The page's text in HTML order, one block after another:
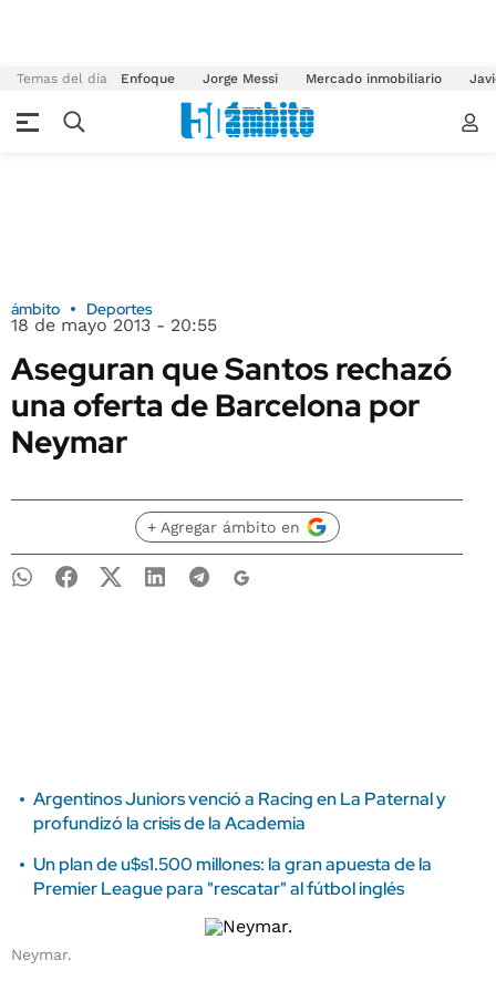
Temas del día Enfoque Jorge Messi Mercado inmobiliario
ámbito Deportes
18 de mayo 2013 - 20:55
Aseguran que Santos rechazó
una oferta de Barcelona por
Neymar
+ Agregar ámbito en
Argentinos Juniors venció a Racing en La Paternal y
profundizó la crisis de la Academia
Un plan de u$s1.500 millones: la gran apuesta de la
Premier League para "rescatar" al fútbol inglés
Neymar.